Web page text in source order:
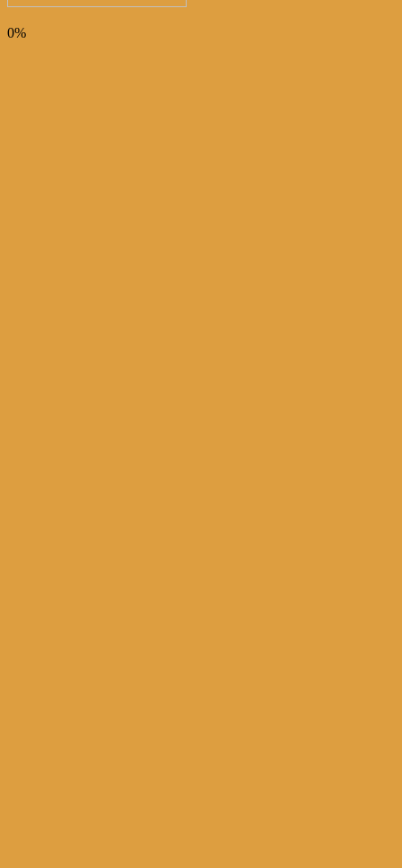
0%